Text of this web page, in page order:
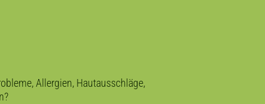
Allergien, Hautausschläge,